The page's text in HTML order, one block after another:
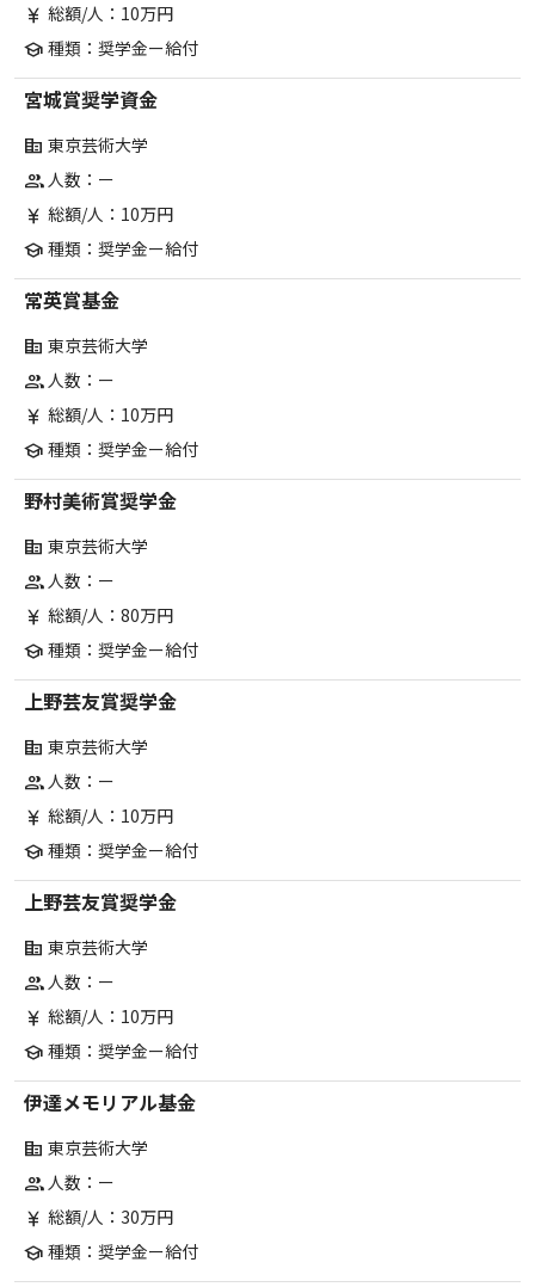
currency_yen 総額/人：10万円
school 種類：奨学金ー給付
宮城賞奨学資金
corporate_fare 東京芸術大学
group人数：ー
currency_yen 総額/人：10万円
school 種類：奨学金ー給付
常英賞基金
corporate_fare 東京芸術大学
group人数：ー
currency_yen 総額/人：10万円
school 種類：奨学金ー給付
野村美術賞奨学金
corporate_fare 東京芸術大学
group人数：ー
currency_yen 総額/人：80万円
school 種類：奨学金ー給付
上野芸友賞奨学金
corporate_fare 東京芸術大学
group人数：ー
currency_yen 総額/人：10万円
school 種類：奨学金ー給付
上野芸友賞奨学金
corporate_fare 東京芸術大学
group人数：ー
currency_yen 総額/人：10万円
school 種類：奨学金ー給付
伊達メモリアル基金
corporate_fare 東京芸術大学
group人数：ー
currency_yen 総額/人：30万円
school 種類：奨学金ー給付